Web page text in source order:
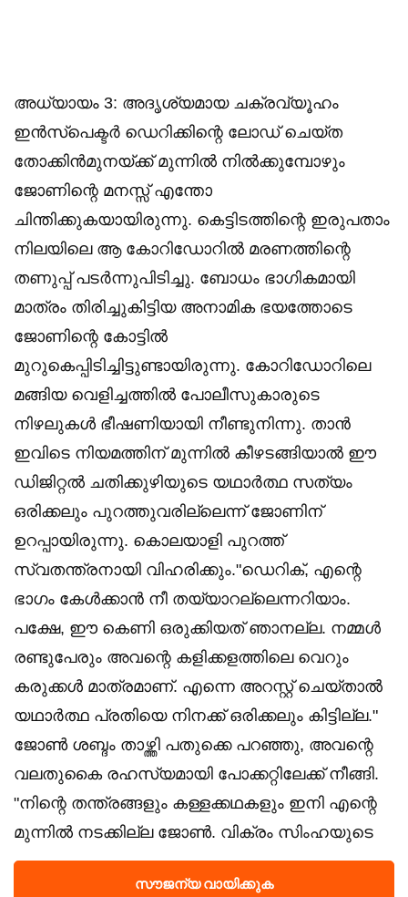
​അധ്യായം 3: അദൃശ്യമായ ചക്രവ്യൂഹം​
ഇൻസ്പെക്ടർ ഡെറിക്കിന്റെ ലോഡ് ചെയ്ത
തോക്കിൻമുനയ്ക്ക് മുന്നിൽ നിൽക്കുമ്പോഴും
ജോണിന്റെ മനസ്സ് എന്തോ
ചിന്തിക്കുകയായിരുന്നു. കെട്ടിടത്തിന്റെ ഇരുപതാം
നിലയിലെ ആ കോറിഡോറിൽ മരണത്തിന്റെ
തണുപ്പ് പടർന്നുപിടിച്ചു. ബോധം ഭാഗികമായി
മാത്രം തിരിച്ചുകിട്ടിയ അനാമിക ഭയത്തോടെ
ജോണിന്റെ കോട്ടിൽ
മുറുകെപ്പിടിച്ചിട്ടുണ്ടായിരുന്നു. കോറിഡോറിലെ
മങ്ങിയ വെളിച്ചത്തിൽ പോലീസുകാരുടെ
നിഴലുകൾ ഭീഷണിയായി നീണ്ടുനിന്നു. താൻ
ഇവിടെ നിയമത്തിന് മുന്നിൽ കീഴടങ്ങിയാൽ ഈ
ഡിജിറ്റൽ ചതിക്കുഴിയുടെ യഥാർത്ഥ സത്യം
ഒരിക്കലും പുറത്തുവരില്ലെന്ന് ജോണിന്
ഉറപ്പായിരുന്നു. കൊലയാളി പുറത്ത്
സ്വതന്ത്രനായി വിഹരിക്കും.​"ഡെറിക്, എന്റെ
ഭാഗം കേൾക്കാൻ നീ തയ്യാറല്ലെന്നറിയാം.
പക്ഷേ, ഈ കെണി ഒരുക്കിയത് ഞാനല്ല. നമ്മൾ
രണ്ടുപേരും അവന്റെ കളിക്കളത്തിലെ വെറും
കരുക്കൾ മാത്രമാണ്. എന്നെ അറസ്റ്റ് ചെയ്താൽ
യഥാർത്ഥ പ്രതിയെ നിനക്ക് ഒരിക്കലും കിട്ടില്ല."
ജോൺ ശബ്ദം താഴ്ത്തി പതുക്കെ പറഞ്ഞു, അവന്റെ
വലതുകൈ രഹസ്യമായി പോക്കറ്റിലേക്ക് നീങ്ങി.​
"നിന്റെ തന്ത്രങ്ങളും കള്ളക്കഥകളും ഇനി എന്റെ
മുന്നിൽ നടക്കില്ല ജോൺ. വിക്രം സിംഹയുടെ
സൗജന്യ വായിക്കുക